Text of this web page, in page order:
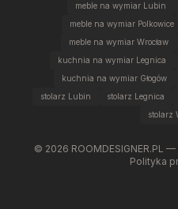
meble na wymiar Lubin
meble na wymiar Polkowice
meble na wymiar Wrocław
kuchnia na wymiar Legnica
kuchnia na wymiar Głogów
stolarz Lubin
stolarz Legnica
stolarz
© 2026 ROOMDESIGNER.PL
Polityka